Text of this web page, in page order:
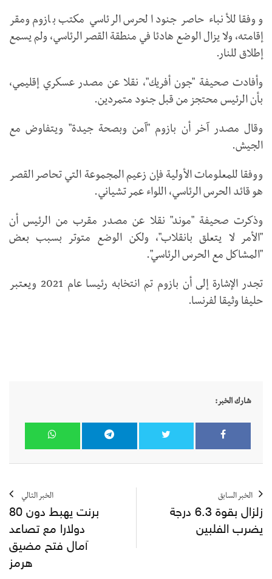
ووفقا للأنباء حاصر جنود الحرس الرئاسي مكتب بازوم ومقر
إقامته، ولا يزال الوضع هادئا في منطقة القصر الرئاسي، ولم يسمع
إطلاق للنار.
وأفادت صحيفة "جون أفريك"، نقلا عن مصدر عسكري إقليمي،
بأن الرئيس محتجز من قبل جنود متمردين.
وقال مصدر آخر أن بازوم "آمن وبصحة جيدة" ويتفاوض مع
الجيش.
ووفقا للمعلومات الأولية فإن زعيم المجموعة التي تحاصر القصر
هو قائد الحرس الرئاسي، اللواء عمر تشياني.
وذكرت صحيفة "موند" نقلا عن مصدر مقرب من الرئيس أن
"الأمر لا يتعلق بانقلاب"، ولكن الوضع متوتر بسبب بعض
"المشاكل مع الحرس الرئاسي".
تجدر الإشارة إلى أن بازوم تم انتخابه رئيسا عام 2021 ويعتبر
حليفا وثيقا لفرنسا.
شارك الخبر:
الخبر السابق
زلزال بقوة 6.3 درجة
يضرب الفلبين
الخبر التالي
برنت يهبط دون 80
دولارا مع تصاعد
آمال فتح مضيق
هرمز